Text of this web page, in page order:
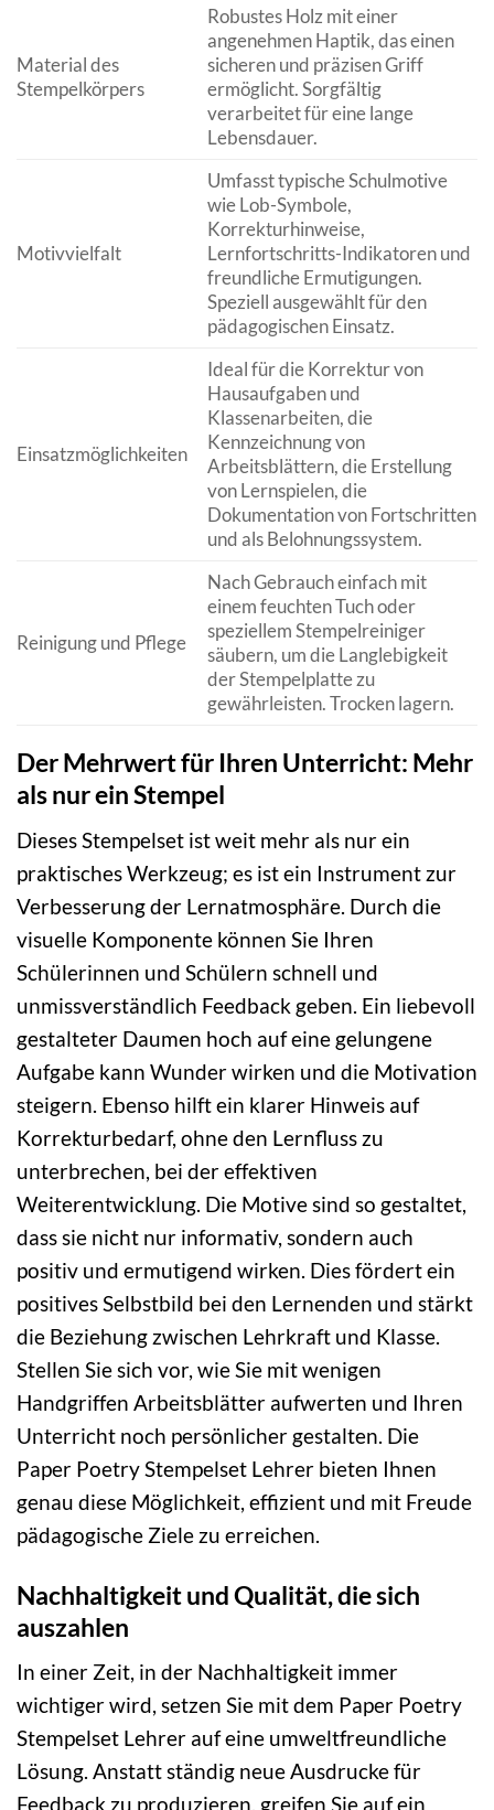
Material des
Stempelkörpers
Robustes Holz mit einer
angenehmen Haptik, das einen
sicheren und präzisen Griff
ermöglicht. Sorgfältig
verarbeitet für eine lange
Lebensdauer.
Motivvielfalt
Umfasst typische Schulmotive
wie Lob-Symbole,
Korrekturhinweise,
Lernfortschritts-Indikatoren und
freundliche Ermutigungen.
Speziell ausgewählt für den
pädagogischen Einsatz.
Einsatzmöglichkeiten
Ideal für die Korrektur von
Hausaufgaben und
Klassenarbeiten, die
Kennzeichnung von
Arbeitsblättern, die Erstellung
von Lernspielen, die
Dokumentation von Fortschritten
und als Belohnungssystem.
Reinigung und Pflege
Nach Gebrauch einfach mit
einem feuchten Tuch oder
speziellem Stempelreiniger
säubern, um die Langlebigkeit
der Stempelplatte zu
gewährleisten. Trocken lagern.
Der Mehrwert für Ihren Unterricht: Mehr
als nur ein Stempel
Dieses Stempelset ist weit mehr als nur ein
praktisches Werkzeug; es ist ein Instrument zur
Verbesserung der Lernatmosphäre. Durch die
visuelle Komponente können Sie Ihren
Schülerinnen und Schülern schnell und
unmissverständlich Feedback geben. Ein liebevoll
gestalteter Daumen hoch auf eine gelungene
Aufgabe kann Wunder wirken und die Motivation
steigern. Ebenso hilft ein klarer Hinweis auf
Korrekturbedarf, ohne den Lernfluss zu
unterbrechen, bei der effektiven
Weiterentwicklung. Die Motive sind so gestaltet,
dass sie nicht nur informativ, sondern auch
positiv und ermutigend wirken. Dies fördert ein
positives Selbstbild bei den Lernenden und stärkt
die Beziehung zwischen Lehrkraft und Klasse.
Stellen Sie sich vor, wie Sie mit wenigen
Handgriffen Arbeitsblätter aufwerten und Ihren
Unterricht noch persönlicher gestalten. Die
Paper Poetry Stempelset Lehrer bieten Ihnen
genau diese Möglichkeit, effizient und mit Freude
pädagogische Ziele zu erreichen.
Nachhaltigkeit und Qualität, die sich
auszahlen
In einer Zeit, in der Nachhaltigkeit immer
wichtiger wird, setzen Sie mit dem Paper Poetry
Stempelset Lehrer auf eine umweltfreundliche
Lösung. Anstatt ständig neue Ausdrucke für
Feedback zu produzieren, greifen Sie auf ein